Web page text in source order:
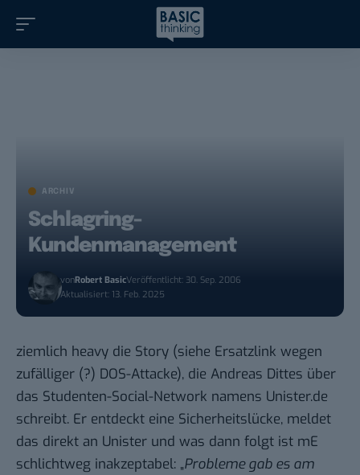
ARCHIV
Schlagring-
Kundenmanagement
vonRobert BasicVeröffentlicht: 30. Sep. 2006
Aktualisiert: 13. Feb. 2025
ziemlich heavy die Story (siehe Ersatzlink wegen
zufälliger (?) DOS-Attacke), die Andreas Dittes über
das Studenten-Social-Network namens Unister.de
schreibt. Er entdeckt eine Sicherheitslücke, meldet
das direkt an Unister und was dann folgt ist mE
schlichtweg inakzeptabel: „Probleme gab es am